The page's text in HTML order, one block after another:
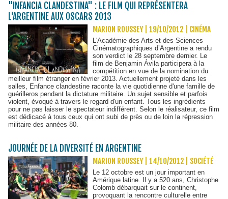
"INFANCIA CLANDESTINA" : LE FILM QUI REPRÉSENTERA
L'ARGENTINE AUX OSCARS 2013
MARION ROUSSEY | 19/10/2012 CINÉMA
L'Académie des Arts et des Sciences
Cinématographiques d’Argentine a rendu
son verdict le 28 septembre dernier. Le
film de Benjamin Ávila participera à la
compétition en vue de la nomination du
meilleur film étranger en février 2013. Actuellement projeté dans les
salles, Enfance clandestine raconte la vie quotidienne d'une famille de
guérilleros pendant la dictature militaire. Un sujet sensible et parfois
violent, évoqué à travers le regard d'un enfant. Tous les ingrédients
pour ne pas laisser le spectateur indifférent. Selon le réalisateur, ce film
est dédicacé à tous ceux qui ont subi de près ou de loin la répression
militaire des années 80.
JOURNÉE DE LA DIVERSITÉ EN ARGENTINE
MARION ROUSSEY | 14/10/2012 SOCIÉTÉ
Le 12 octobre est un jour important en
Amérique latine. Il y a 520 ans, Christophe
Colomb débarquait sur le continent,
provoquant la rencontre culturelle entre